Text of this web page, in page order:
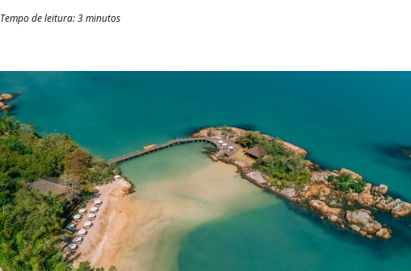
Tempo de leitura: 3 minutos